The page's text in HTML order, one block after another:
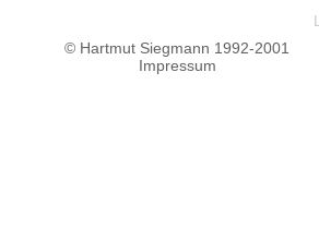
© Hartmut Siegmann 1992-2001
Impressum